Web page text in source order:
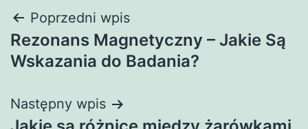
Nawigacja
wpisu
Poprzedni wpis
Rezonans Magnetyczny – Jakie Są
Wskazania do Badania?
Następny wpis